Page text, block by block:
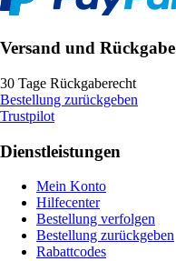
Versand und Rückgabe
30 Tage Rückgaberecht
Bestellung zurückgeben
Trustpilot
Dienstleistungen
Mein Konto
Hilfecenter
Bestellung verfolgen
Bestellung zurückgeben
Rabattcodes